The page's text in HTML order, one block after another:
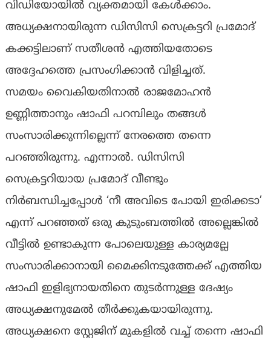
വിഡിയോയിൽ വ്യക്തമായി കേൾക്കാം.
അധ്യക്ഷനായിരുന്ന ഡിസിസി സെക്രട്ടറി പ്രമോദ്‌
കക്കട്ടിലാണ്‌ സതീശൻ എത്തിയതോടെ
അദ്ദേഹത്തെ പ്രസംഗിക്കാൻ വിളിച്ചത്‌.
സമയം വൈകിയതിനാൽ രാജമോഹൻ
ഉണ്ണിത്താനും ഷാഫി പറമ്പിലും തങ്ങൾ
സംസാരിക്കുന്നില്ലെന്ന് നേരത്തെ തന്നെ
പറഞ്ഞിരുന്നു. എന്നാൽ. ഡിസിസി
സെക്രട്ടറിയായ പ്രമോദ് വീണ്ടും
നിർബന്ധിച്ചപ്പോൾ ‘നീ അവിടെ പോയി ഇരിക്കടാ’
എന്ന് പറഞ്ഞത് ഒരു കുടുംബത്തിൽ അല്ലെങ്കിൽ
വീട്ടിൽ ഉണ്ടാകുന്ന പോലെയുള്ള കാര്യമല്ലേ
സംസാരിക്കാനായി മൈക്കിനടുത്തേക്ക്‌ എത്തിയ
ഷാഫി ഇളിഭ്യനായതിനെ തുടർന്നുള്ള ദേഷ്യം
അധ്യക്ഷനുമേൽ തീർക്കുകയായിരുന്നു.
അധ്യക്ഷനെ സ്റ്റേജിന് മുകളിൽ വച്ച് തന്നെ ഷാഫി